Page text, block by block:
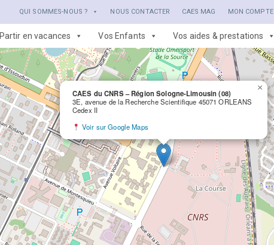
QUI SOMMES-NOUS ? NOUS CONTACTER CAES MAG MON COMPTE
Partir en vacances Vos Enfants Vos aides & prestations
CAES du CNRS – Région Sologne-Limousin (08)
3E, avenue de la Recherche Scientifique 45071 ORLEANS
Cedex II
Voir sur Google Maps
×